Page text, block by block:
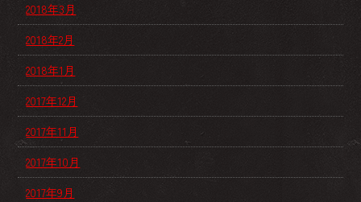
2018年3月
2018年2月
2018年1月
2017年12月
2017年11月
2017年10月
2017年9月